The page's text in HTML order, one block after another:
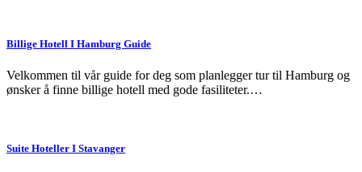
Billige Hotell I Hamburg Guide
Velkommen til vår guide for deg som planlegger tur til Hamburg og
ønsker å finne billige hotell med gode fasiliteter.…
Suite Hoteller I Stavanger